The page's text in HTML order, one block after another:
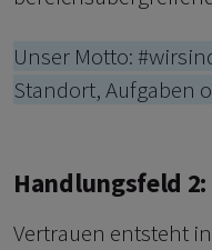
Unser Motto:
Standort, Aufgaben
Handlungsfeld
Vertrauen entsteht